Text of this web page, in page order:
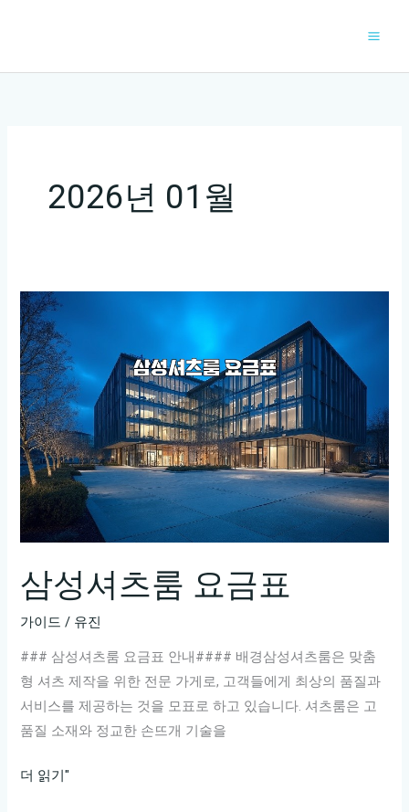
2026년 01월
삼성셔츠룸 요금표
가이드 / 유진
### 삼성셔츠룸 요금표 안내#### 배경삼성셔츠룸은 맞춤
형 셔츠 제작을 위한 전문 가게로, 고객들에게 최상의 품질과
서비스를 제공하는 것을 모표로 하고 있습니다. 셔츠룸은 고
품질 소재와 정교한 손뜨개 기술을
삼
더 읽기"